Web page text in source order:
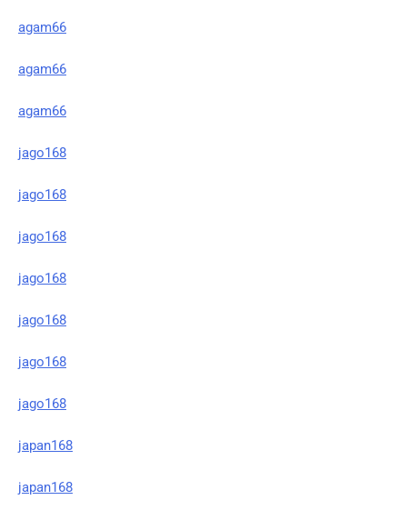
agam66
agam66
agam66
jago168
jago168
jago168
jago168
jago168
jago168
jago168
japan168
japan168